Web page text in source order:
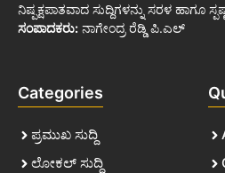
ನಿಷ್ಪಕ್ಷಪಾತವಾದ ಸುದ್ದಿಗಳನ್ನು ಸರಳ ಹಾಗೂ
ಸಂಪಾದಕರು: ನಾಗೇಂದ್ರ ರೆಡ್ಡಿ ಪಿ.ಎಲ್
Categories
ಪ್ರಮುಖ ಸುದ್ದಿ
ಲೋಕಲ್ ಸುದ್ದಿ